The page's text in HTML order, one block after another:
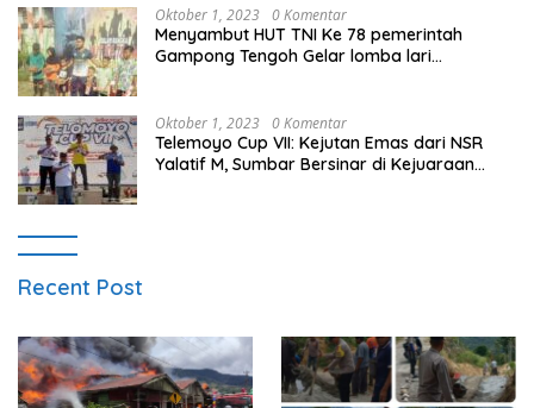
Oktober 1, 2023 0 Komentar
Menyambut HUT TNI Ke 78 pemerintah
Gampong Tengoh Gelar lomba lari
Oktober 1, 2023 0 Komentar
Telemoyo Cup VII: Kejutan Emas dari NSR
Yalatif M, Sumbar Bersinar di Kejuaraan
Recent Post